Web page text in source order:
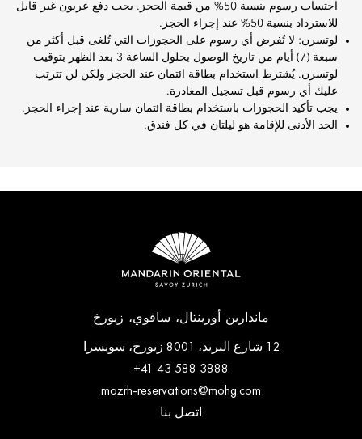
احتساب رسوم بنسبة 50% من قيمة الحجز. يجب دفع عربون غير قابل
للاسترداد بنسبة 50% عند إجراء الحجز.
لوتسرن: لا تُفرض أي رسوم على الحجوزات التي تُلغى قبل أكثر من
سبعة (7) أيام من تاريخ الوصول بحلول الساعة 3 بعد الظهر بتوقيت
لوتسرن. يُشترط استخدام بطاقة ائتمان عند الحجز ولكن لن تترتب
عليك أي رسوم قبل تسجيل المغادرة.
يجب تأكيد الحجوزات باستخدام بطاقة ائتمان سارية عند إجراء الحجز.
الحد الأدنى للإقامة هو ليلتان في كل فندق.
ماندارين أورينتال، سافوي، زيورخ
12 شارع البريد، 8001 زيورخ، سويسرا
+41 43 588 3888
mozrh-reservations@mohg.com
اتصل بنا